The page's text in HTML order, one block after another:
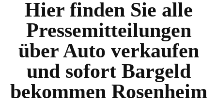
Hier finden Sie alle
Pressemitteilungen
überAuto verkaufen
und sofort Bargeld
bekommen Rosenheim